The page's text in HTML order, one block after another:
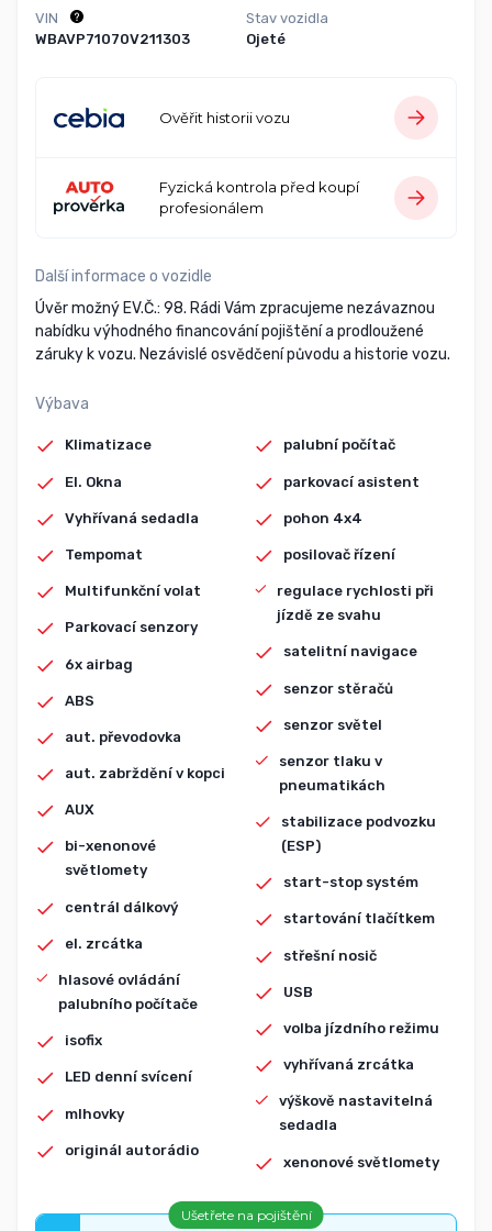
VIN
WBAVP71070V211303
Stav vozidla
Ojeté
Ověřit historii vozu
Fyzická kontrola před koupí
profesionálem
Další informace o vozidle
Úvěr možný EV.Č.: 98. Rádi Vám zpracujeme nezávaznou
nabídku výhodného financování pojištění a prodloužené
záruky k vozu. Nezávislé osvědčení původu a historie vozu.
Výbava
Klimatizace
El. Okna
Vyhřívaná sedadla
Tempomat
Multifunkční volat
Parkovací senzory
6x airbag
ABS
aut. převodovka
aut. zabrždění v kopci
AUX
bi-xenonové
světlomety
centrál dálkový
el. zrcátka
hlasové ovládání
palubního počítače
isofix
LED denní svícení
mlhovky
originál autorádio
palubní počítač
parkovací asistent
pohon 4x4
posilovač řízení
regulace rychlosti při
jízdě ze svahu
satelitní navigace
senzor stěračů
senzor světel
senzor tlaku v
pneumatikách
stabilizace podvozku
(ESP)
start-stop systém
startování tlačítkem
střešní nosič
USB
volba jízdního režimu
vyhřívaná zrcátka
výškově nastavitelná
sedadla
xenonové světlomety
Ušetřete na pojištění